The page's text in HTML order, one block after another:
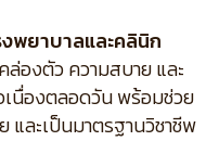
งพยาบาลและคลินิก
องตัว ความสบาย และ
นื่องตลอดวัน พร้อมช่วย
ละเป็นมาตรฐานวิชาชีพ